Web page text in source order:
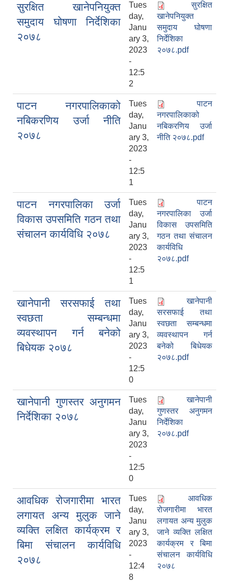
सुरक्षित खानेपनियुक्त
समुदाय घोषणा निर्देशिका
२०७८
Tues
day,
Janu
ary 3,
2023
-
12:5
2
सुरक्षित
खानेपनियुक्त
समुदाय घोषणा
निर्देशिका
२०७८.pdf
पाटन नगरपालिकाको
नबिकरणिय उर्जा नीति
२०७८
Tues
day,
Janu
ary 3,
2023
-
12:5
1
पाटन
नगरपालिकाको
नबिकरणिय उर्जा
नीति २०७८.pdf
पाटन नगरपालिका उर्जा
विकास उपसमिति गठन तथा
संचालन कार्यविधि २०७८
Tues
day,
Janu
ary 3,
2023
-
12:5
1
पाटन
नगरपालिका उर्जा
विकास उपसमिति
गठन तथा संचालन
कार्यविधि
२०७८.pdf
खानेपानी सरसफाई तथा
स्वछता सम्बन्धमा
व्यवस्थापन गर्न बनेको
बिधेयक २०७८
Tues
day,
Janu
ary 3,
2023
-
12:5
0
खानेपानी
सरसफाई तथा
स्वछता सम्बन्धमा
व्यवस्थापन गर्न
बनेको बिधेयक
२०७८.pdf
खानेपानी गुणस्तर अनुगमन
निर्देशिका २०७८
Tues
day,
Janu
ary 3,
2023
-
12:5
0
खानेपानी
गुणस्तर अनुगमन
निर्देशिका
२०७८.pdf
आवधिक रोजगारीमा भारत
लगायत अन्य मुलुक जाने
व्यक्ति लक्षित कार्यक्रम र
बिमा संचालन कार्यविधि
२०७८
Tues
day,
Janu
ary 3,
2023
-
12:4
8
आवधिक
रोजगारीमा भारत
लगायत अन्य मुलुक
जाने व्यक्ति लक्षित
कार्यक्रम र बिमा
संचालन कार्यविधि
२०७८